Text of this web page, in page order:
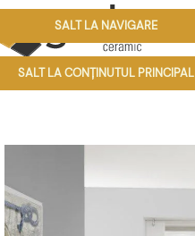
SALT LA NAVIGARE
SALT LA CONȚINUTUL PRINCIPAL